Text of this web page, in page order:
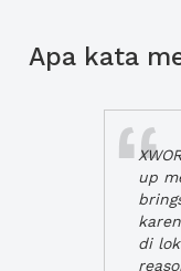
Apa kata
up
di